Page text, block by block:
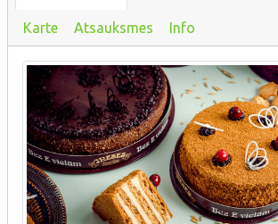
Karte Atsauksmes Info